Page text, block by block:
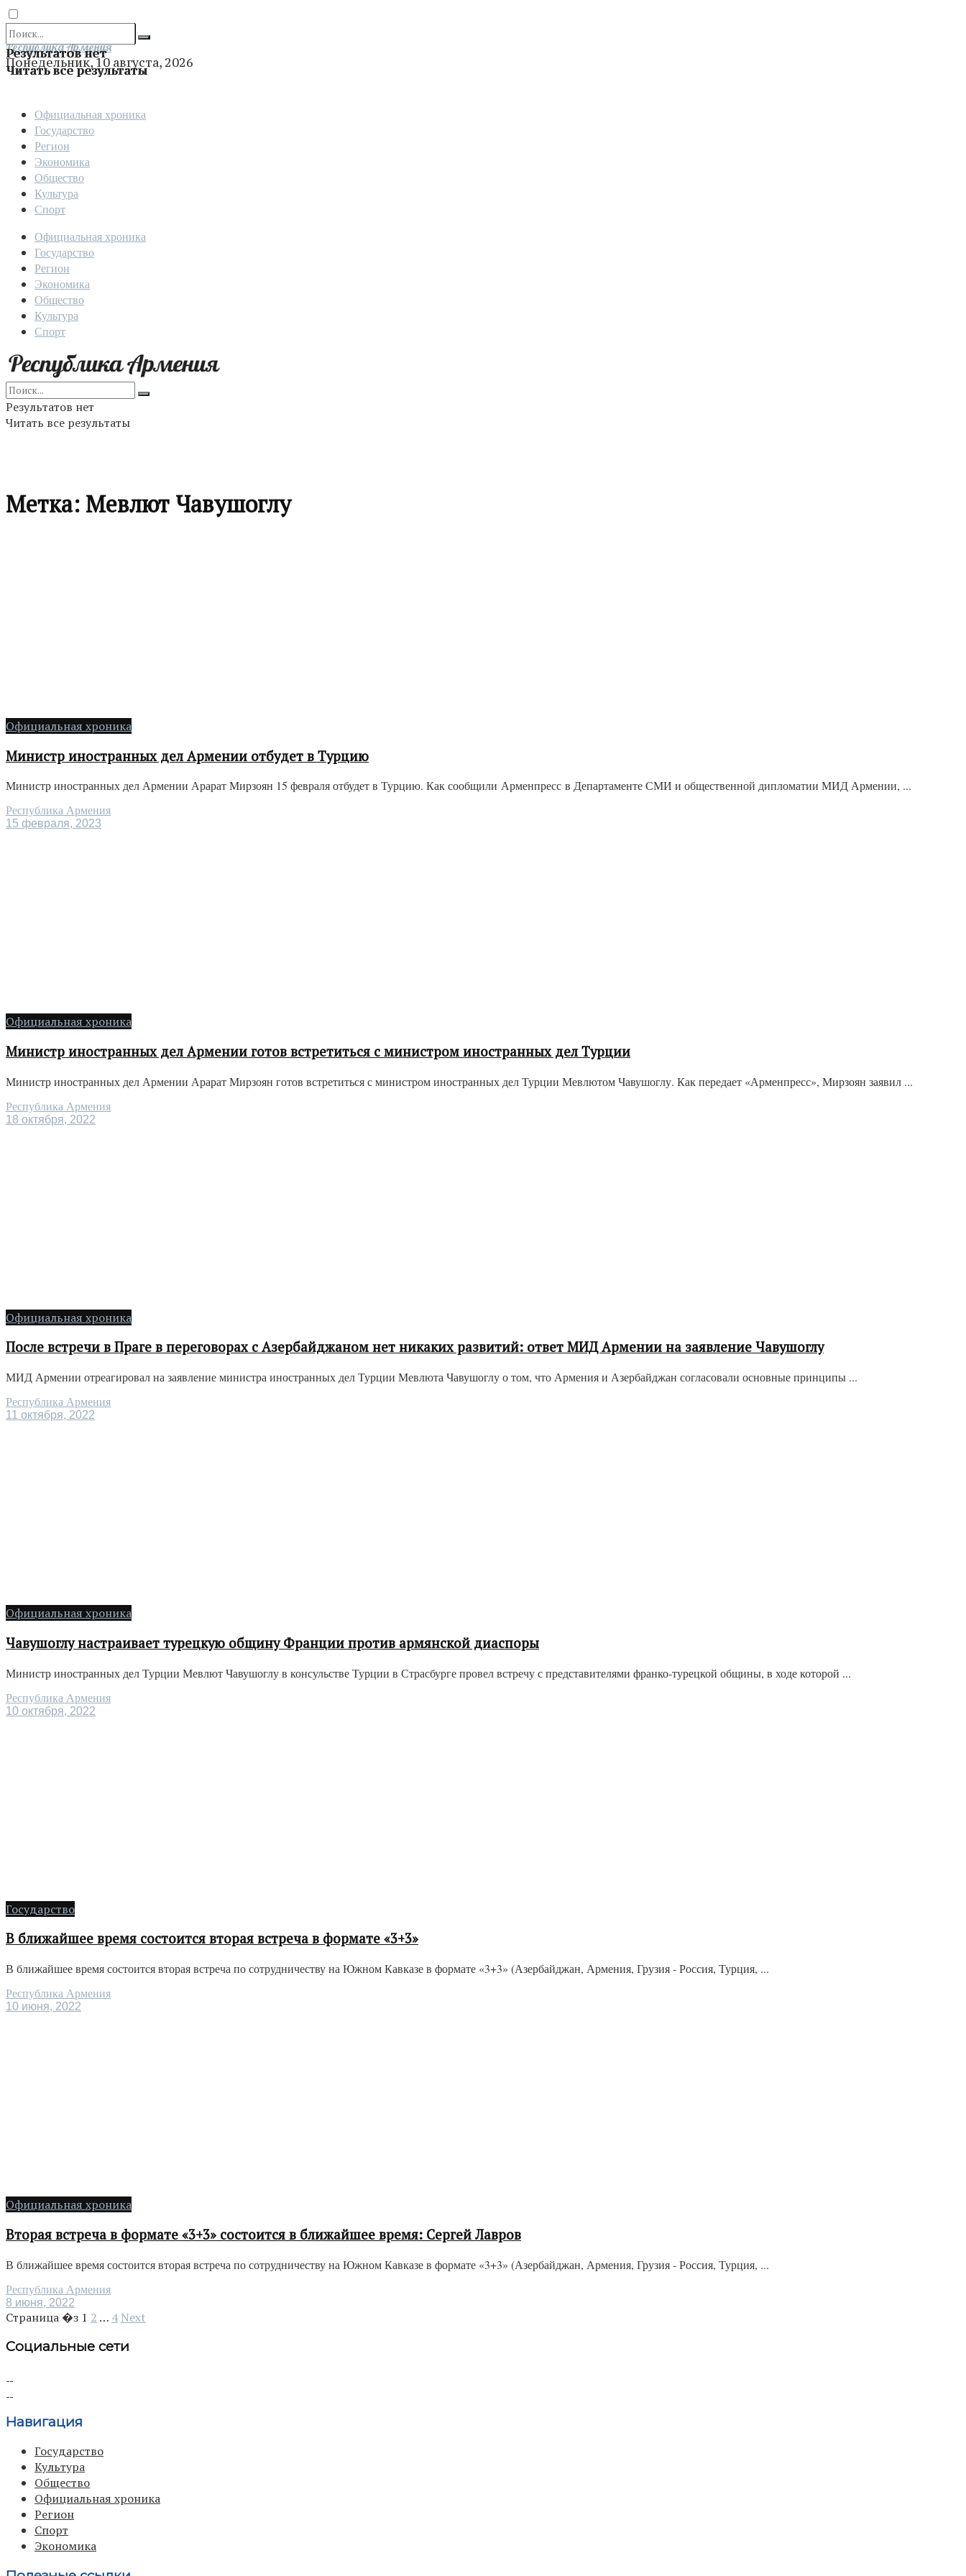
Результатов нет
Читать все результаты
Отправить
Республика Армения
Понедельник, 10 августа, 2026
Официальная хроника
Государство
Регион
Экономика
Общество
Культура
Спорт
Официальная хроника
Государство
Регион
Экономика
Общество
Культура
Спорт
Результатов нет
Читать все результаты
Метка: Мевлют Чавушоглу
Официальная хроника
Министр иностранных дел Армении отбудет в Турцию
Министр иностранных дел Армении Арарат Мирзоян 15 февраля отбудет в Турцию. Как сообщили Арменпресс в Департаменте СМИ и общественной дипломатии МИД Армении, ...
Республика Армения
15 февраля, 2023
Официальная хроника
Министр иностранных дел Армении готов встретиться с министром иностранных дел Турции
Министр иностранных дел Армении Арарат Мирзоян готов встретиться с министром иностранных дел Турции Мевлютом Чавушоглу. Как передает «Арменпресс», Мирзоян заявил ...
Республика Армения
18 октября, 2022
Официальная хроника
После встречи в Праге в переговорах с Азербайджаном нет никаких развитий: ответ МИД Армении на заявление Чавушоглу
МИД Армении отреагировал на заявление министра иностранных дел Турции Мевлюта Чавушоглу о том, что Армения и Азербайджан согласовали основные принципы ...
Республика Армения
11 октября, 2022
Официальная хроника
Чавушоглу настраивает турецкую общину Франции против армянской диаспоры
Министр иностранных дел Турции Мевлют Чавушоглу в консульстве Турции в Страсбурге провел встречу с представителями франко-турецкой общины, в ходе которой ...
Республика Армения
10 октября, 2022
Государство
В ближайшее время состоится вторая встреча в формате «3+3»
В ближайшее время состоится вторая встреча по сотрудничеству на Южном Кавказе в формате «3+3» (Азербайджан, Армения, Грузия - Россия, Турция, ...
Республика Армения
10 июня, 2022
Официальная хроника
Вторая встреча в формате «3+3» состоится в ближайшее время: Сергей Лавров
В ближайшее время состоится вторая встреча по сотрудничеству на Южном Кавказе в формате «3+3» (Азербайджан, Армения, Грузия - Россия, Турция, ...
Республика Армения
8 июня, 2022
Страница �з 1 2 … 4 Next
Социальные сети
Навигация
Государство
Культура
Общество
Официальная хроника
Регион
Спорт
Экономика